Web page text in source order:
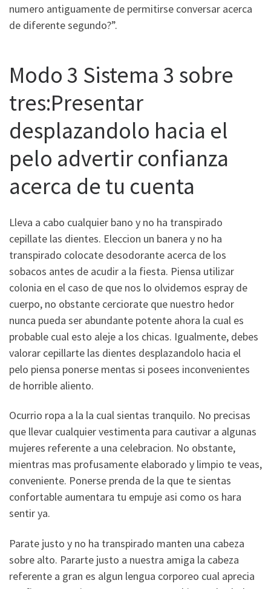
numero antiguamente de permitirse conversar acerca
de diferente segundo?”.
Modo 3 Sistema 3 sobre
tres:Presentar
desplazandolo hacia el
pelo advertir confianza
acerca de tu cuenta
Lleva a cabo cualquier bano y no ha transpirado
cepillate las dientes. Eleccion un banera y no ha
transpirado colocate desodorante acerca de los
sobacos antes de acudir a la fiesta. Piensa utilizar
colonia en el caso de que nos lo olvidemos espray de
cuerpo, no obstante cerciorate que nuestro hedor
nunca pueda ser abundante potente ahora la cual es
probable cual esto aleje a los chicas. Igualmente, debes
valorar cepillarte las dientes desplazandolo hacia el
pelo piensa ponerse mentas si posees inconvenientes
de horrible aliento.
Ocurrio ropa a la la cual sientas tranquilo. No precisas
que llevar cualquier vestimenta para cautivar a algunas
mujeres referente a una celebracion. No obstante,
mientras mas profusamente elaborado y limpio te veas,
conveniente. Ponerse prenda de la que te sientas
confortable aumentara tu empuje asi­ como os hara
sentir ya.
Parate justo y no ha transpirado manten una cabeza
sobre alto. Pararte justo a nuestra amiga la cabeza
referente a gran es algun lengua corporeo cual aprecia